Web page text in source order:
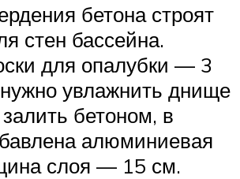
бетона строят
стен бассейна.
для опалубки — 3
увлажнить днище
бетоном, в
алюминиевая
слоя — 15 см.